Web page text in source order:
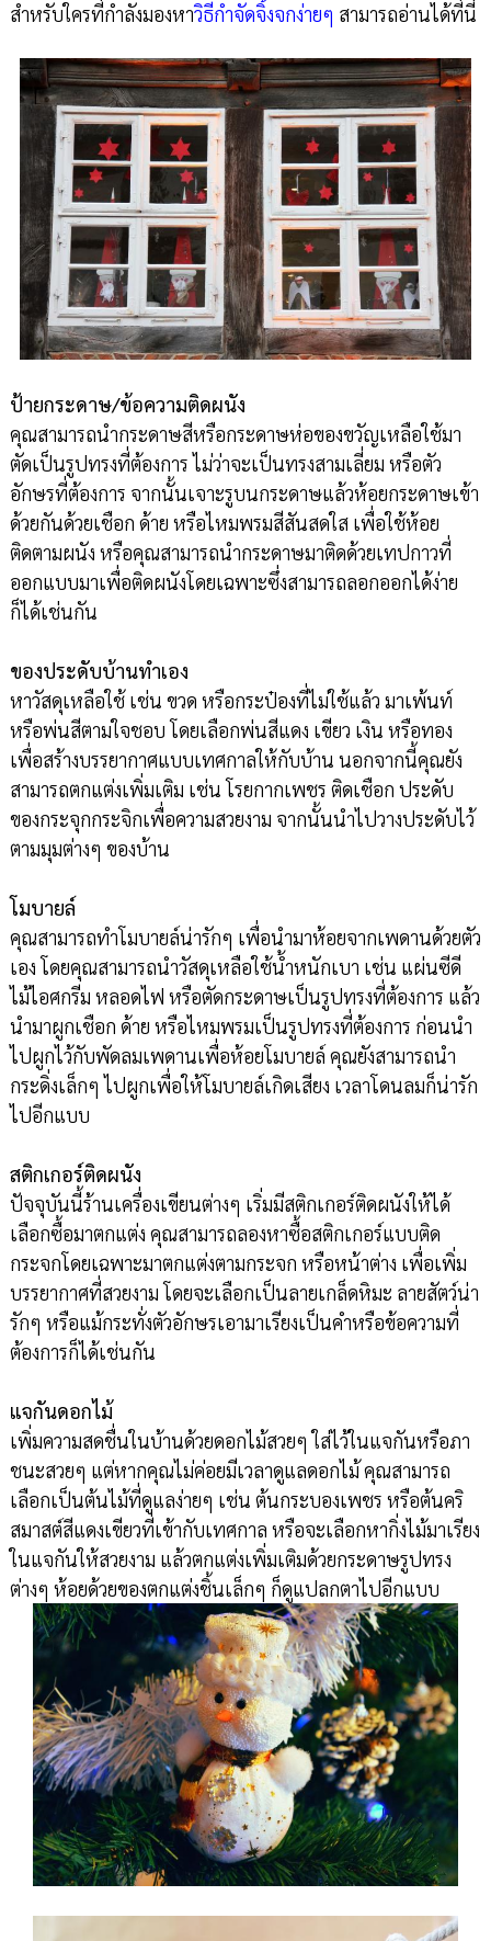
สำหรับใครที่กำลังมองหาวิธีกำจัดจิ้งจกง่ายๆ สามารถอ่านได้ที่นี่
ป้ายกระดาษ/ข้อความติดผนัง
คุณสามารถนำกระดาษสีหรือกระดาษห่อของขวัญเหลือใช้มา
ตัดเป็นรูปทรงที่ต้องการ ไม่ว่าจะเป็นทรงสามเลี่ยม หรือตัว
อักษรที่ต้องการ จากนั้นเจาะรูบนกระดาษแล้วห้อยกระดาษเข้า
ด้วยกันด้วยเชือก ด้าย หรือไหมพรมสีสันสดใส เพื่อใช้ห้อย
ติดตามผนัง หรือคุณสามารถนำกระดาษมาติดด้วยเทปกาวที่
ออกแบบมาเพื่อติดผนังโดยเฉพาะซึ่งสามารถลอกออกได้ง่าย
ก็ได้เช่นกัน
ของประดับบ้านทำเอง
หาวัสดุเหลือใช้ เช่น ขวด หรือกระป๋องที่ไม่ใช้แล้ว มาเพ้นท์
หรือพ่นสีตามใจชอบ โดยเลือกพ่นสีแดง เขียว เงิน หรือทอง
เพื่อสร้างบรรยากาศแบบเทศกาลให้กับบ้าน นอกจากนี้คุณยัง
สามารถตกแต่งเพิ่มเติม เช่น โรยกากเพชร ติดเชือก ประดับ
ของกระจุกกระจิกเพื่อความสวยงาม จากนั้นนำไปวางประดับไว้
ตามมุมต่างๆ ของบ้าน
โมบายล์
คุณสามารถทำโมบายล์น่ารักๆ เพื่อนำมาห้อยจากเพดานด้วยตัว
เอง โดยคุณสามารถนำวัสดุเหลือใช้น้ำหนักเบา เช่น แผ่นซีดี
ไม้ไอศกรีม หลอดไฟ หรือตัดกระดาษเป็นรูปทรงที่ต้องการ แล้ว
นำมาผูกเชือก ด้าย หรือไหมพรมเป็นรูปทรงที่ต้องการ ก่อนนำ
ไปผูกไว้กับพัดลมเพดานเพื่อห้อยโมบายล์ คุณยังสามารถนำ
กระดิ่งเล็กๆ ไปผูกเพื่อให้โมบายล์เกิดเสียง เวลาโดนลมก็น่ารัก
ไปอีกแบบ
สติกเกอร์ติดผนัง
ปัจจุบันนี้ร้านเครื่องเขียนต่างๆ เริ่มมีสติกเกอร์ติดผนังให้ได้
เลือกซื้อมาตกแต่ง คุณสามารถลองหาซื้อสติกเกอร์แบบติด
กระจกโดยเฉพาะมาตกแต่งตามกระจก หรือหน้าต่าง เพื่อเพิ่ม
บรรยากาศที่สวยงาม โดยจะเลือกเป็นลายเกล็ดหิมะ ลายสัตว์น่า
รักๆ หรือแม้กระทั่งตัวอักษรเอามาเรียงเป็นคำหรือข้อความที่
ต้องการก็ได้เช่นกัน
แจกันดอกไม้
เพิ่มความสดชื่นในบ้านด้วยดอกไม้สวยๆ ใส่ไว้ในแจกันหรือภา
ชนะสวยๆ แต่หากคุณไม่ค่อยมีเวลาดูแลดอกไม้ คุณสามารถ
เลือกเป็นต้นไม้ที่ดูแลง่ายๆ เช่น ต้นกระบองเพชร หรือต้นคริ
สมาสต์สีแดงเขียวที่เข้ากับเทศกาล หรือจะเลือกหากิ่งไม้มาเรียง
ในแจกันให้สวยงาม แล้วตกแต่งเพิ่มเติมด้วยกระดาษรูปทรง
ต่างๆ ห้อยด้วยของตกแต่งชิ้นเล็กๆ ก็ดูแปลกตาไปอีกแบบ